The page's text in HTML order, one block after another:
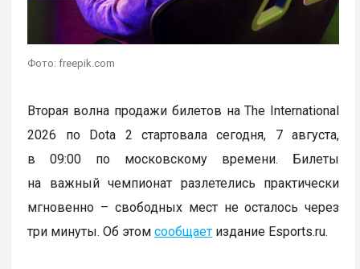
Фото: freepik.com
Вторая волна продажи билетов на The International
2026 по Dota 2 стартовала сегодня, 7 августа,
в 09:00 по московскому времени. Билеты
на важный чемпионат разлетелись практически
мгновенно – свободных мест не осталось через
три минуты. Об этомсообщает издание Esports.ru.